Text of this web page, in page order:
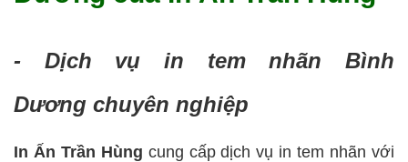
- Dịch vụ in tem nhãn Bình
Dương chuyên nghiệp
In Ấn Trần Hùng cung cấp dịch vụ in tem nhãn với